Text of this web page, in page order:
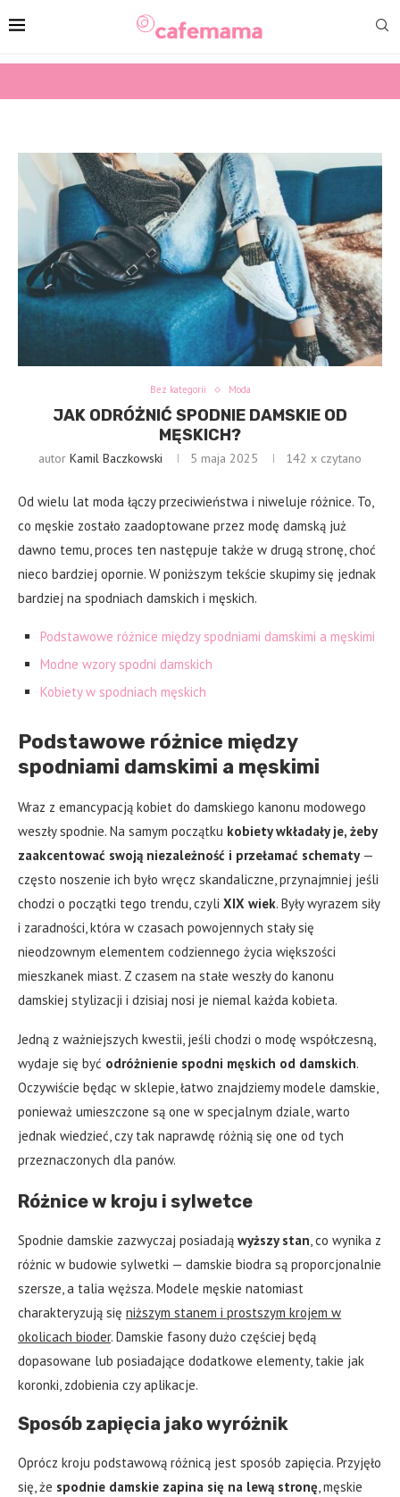
Bez kategorii Moda
JAK ODRÓŻNIĆ SPODNIE DAMSKIE OD
MĘSKICH?
autor Kamil Baczkowski 5 maja 2025 142 x czytano
Od wielu lat moda łączy przeciwieństwa i niweluje różnice. To,
co męskie zostało zaadoptowane przez modę damską już
dawno temu, proces ten następuje także w drugą stronę, choć
nieco bardziej opornie. W poniższym tekście skupimy się jednak
bardziej na spodniach damskich i męskich.
Podstawowe różnice między spodniami damskimi a męskimi
Modne wzory spodni damskich
Kobiety w spodniach męskich
Podstawowe różnice między
spodniami damskimi a męskimi
Wraz z emancypacją kobiet do damskiego kanonu modowego
weszły spodnie. Na samym początku kobiety wkładały je, żeby
zaakcentować swoją niezależność i przełamać schematy—
często noszenie ich było wręcz skandaliczne, przynajmniej jeśli
chodzi o początki tego trendu, czyli XIX wiek. Były wyrazem siły
i zaradności, która w czasach powojennych stały się
nieodzownym elementem codziennego życia większości
mieszkanek miast. Z czasem na stałe weszły do kanonu
damskiej stylizacji i dzisiaj nosi je niemal każda kobieta.
Jedną z ważniejszych kwestii, jeśli chodzi o modę współczesną,
wydaje się być odróżnienie spodni męskich od damskich.
Oczywiście będąc w sklepie, łatwo znajdziemy modele damskie,
ponieważ umieszczone są one w specjalnym dziale, warto
jednak wiedzieć, czy tak naprawdę różnią się one od tych
przeznaczonych dla panów.
Różnice w kroju i sylwetce
Spodnie damskie zazwyczaj posiadają wyższy stan, co wynika z
różnic w budowie sylwetki — damskie biodra są proporcjonalnie
szersze, a talia węższa. Modele męskie natomiast
charakteryzują się niższym stanem i prostszym krojem w
okolicach bioder. Damskie fasony dużo częściej będą
dopasowane lub posiadające dodatkowe elementy, takie jak
koronki, zdobienia czy aplikacje.
Sposób zapięcia jako wyróżnik
Oprócz kroju podstawową różnicą jest sposób zapięcia. Przyjęło
się, że spodnie damskie zapina się na lewą stronę, męskie